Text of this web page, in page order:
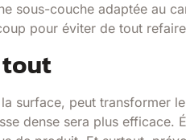
sous-couche adaptée au
pour éviter de tout
surface, peut transformer
dense sera plus efficace.